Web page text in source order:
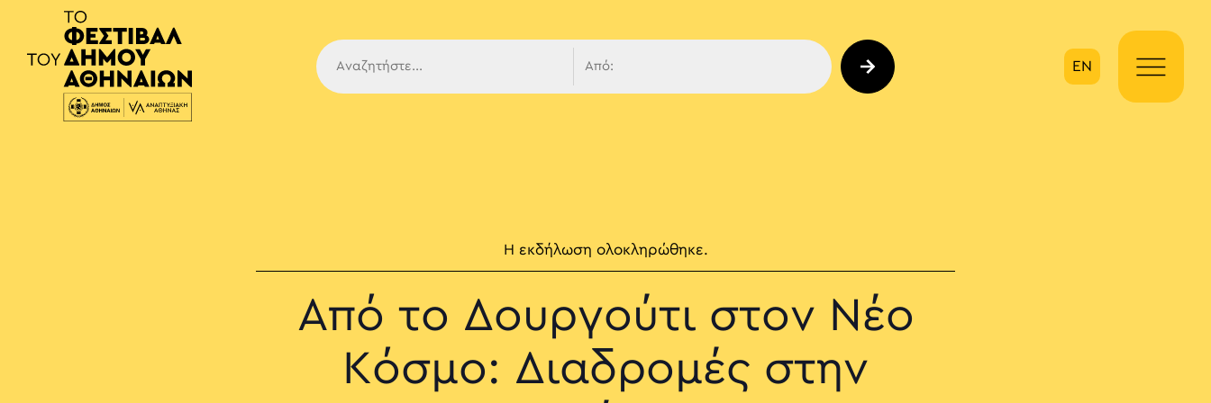
Κύρια πλοήγηση
EN
Η εκδήλωση ολοκληρώθηκε.
Από το Δουργούτι στον Νέο
Κόσμο: Διαδρομές στην